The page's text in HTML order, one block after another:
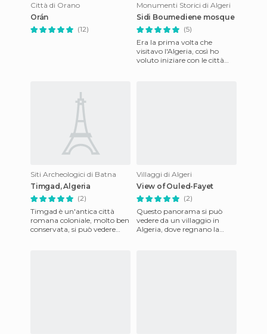
Città di Orano
Orán
(12)
Monumenti Storici di Algeri
Sidi Boumediene mosque
(5)
Era la prima volta che
visitavo l'Algeria, così ho
voluto iniziare con le città
Siti Archeologici di Batna
Timgad, Algeria
(2)
Timgad è un'antica città
romana coloniale, molto ben
conservata, si può vedere
Villaggi di Algeri
View of Ouled-Fayet
(2)
Questo panorama si può
vedere da un villaggio in
Algeria, dove regnano la